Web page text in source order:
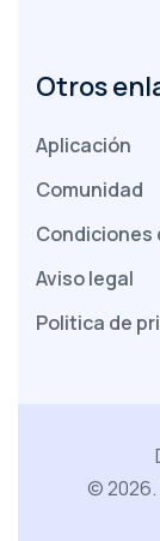
La
mayor
Otros
Aplicación
Comunidad
Condiciones
Aviso legal
Politica de
©2026.